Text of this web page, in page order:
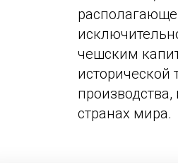
чешским
странах мира.